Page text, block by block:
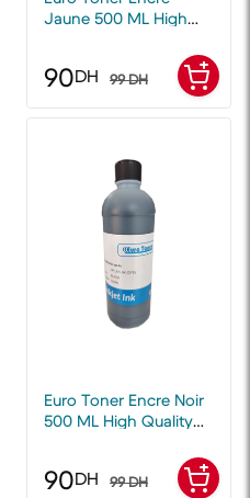
Jaune 500 ML High
Imprimantes
90DH 99 DH
Euro Toner Encre Noir
500 ML High Quality
toutes Imprimantes HP
et Canon
90DH 99 DH